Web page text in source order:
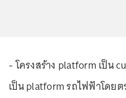
- โครงสร้าง platform เป็น
เป็น platform รถไฟฟ้าโดย